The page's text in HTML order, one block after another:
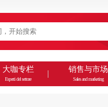
大咖专栏
Esperti del settore
销售与市场
Sales and marketing